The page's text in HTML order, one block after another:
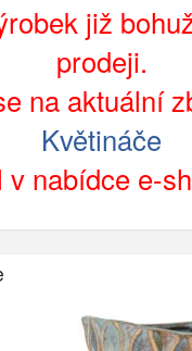
již
prodeji.
na aktuální
Květináče
v nabídce e-